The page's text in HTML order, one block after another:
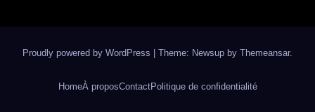
Proudly powered by WordPress Theme: Newsup by Themeansar.
HomeÀ proposContactPolitique de confidentialité